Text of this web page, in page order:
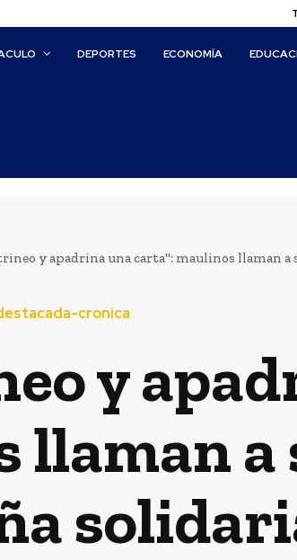
DEPORTES ECONOMÍA
y apadrina una carta": maulinos llaman a
cronica
y
llaman a